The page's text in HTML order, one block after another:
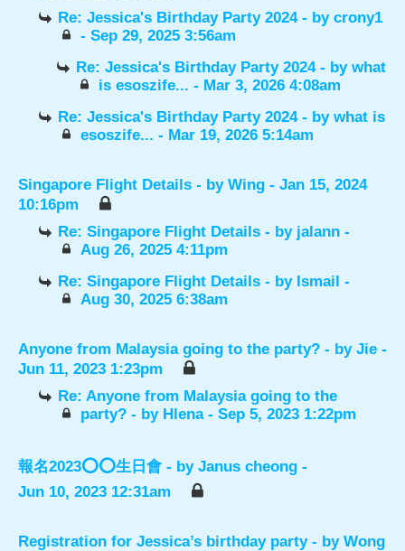
Re: Jessica's Birthday Party 2024 - bycrony1
- Sep 29, 2025 3:56am
Re: Jessica's Birthday Party 2024 - bywhat
is esoszife... - Mar 3, 2026 4:08am
Re: Jessica's Birthday Party 2024 - bywhat is
esoszife... - Mar 19, 2026 5:14am
Singapore Flight Details - by Wing - Jan 15, 2024
10:16pm
Re: Singapore Flight Details - by jalann -
Aug 26, 2025 4:11pm
Re: Singapore Flight Details - by Ismail -
Aug 30, 2025 6:38am
Anyone from Malaysia going to the party? - by Jie -
Jun 11, 2023 1:23pm
Re: Anyone from Malaysia going to the
party? - by Hlena- Sep 5, 2023 1:22pm
報名2023⭕️⭕️生日會 - by Janus cheong -
Jun 10, 2023 12:31am
Registration for Jessica’s birthday party - by Wong